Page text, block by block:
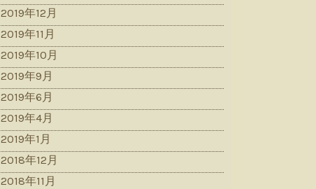
2019年12月
2019年11月
2019年10月
2019年9月
2019年6月
2019年4月
2019年1月
2018年12月
2018年11月